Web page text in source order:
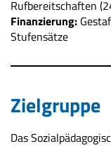
Rufbereitschaften
Finanzierung:
Stufensätze
Zielgruppe
Das